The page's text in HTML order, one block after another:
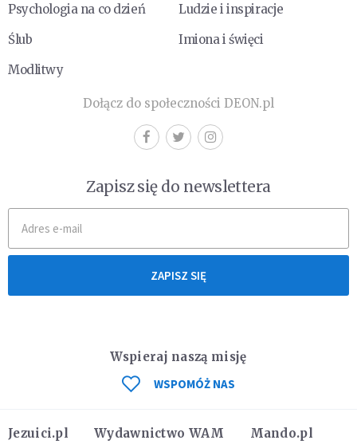
Psychologia na co dzień
Ludzie i inspiracje
Ślub
Imiona i święci
Modlitwy
Dołącz do społeczności DEON.pl
Zapisz się do newslettera
ZAPISZ SIĘ
Jezuici.pl Wydawnictwo WAM Mando.pl
Wspieraj naszą misję
WSPOMÓŻ NAS